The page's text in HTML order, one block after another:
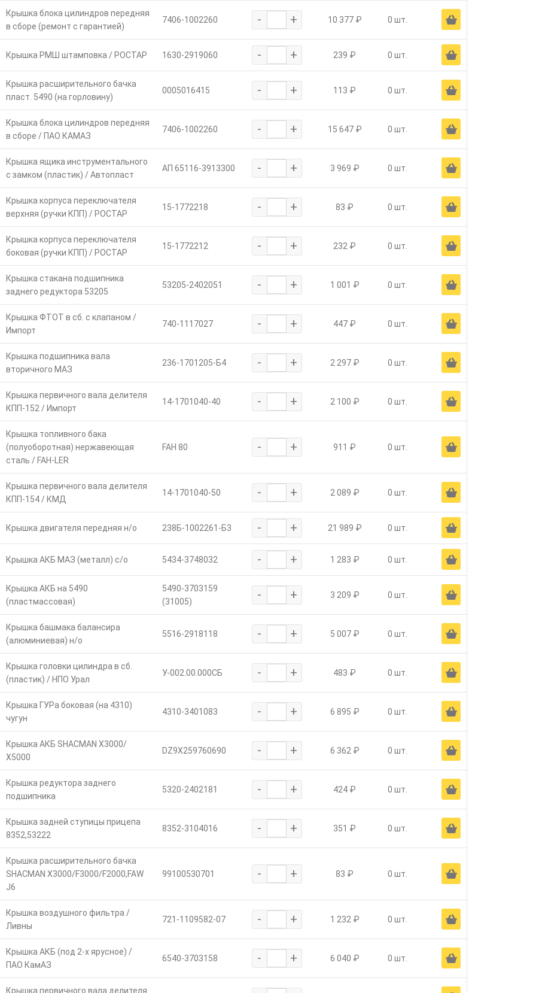
Крышка блока цилиндров передняя
в сборе (ремонт с гарантией)
7406-1002260 - + 10 377 ₽ 0 шт. Ä
Крышка РМШ штамповка / РОСТАР 1630-2919060 - + 239 ₽ 0 шт. Ä
Крышка расширительного бачка
пласт. 5490 (на горловину)
0005016415 - + 113 ₽ 0 шт. Ä
Крышка блока цилиндров передняя
в сборе / ПАО КАМАЗ
7406-1002260 - + 15 647 ₽ 0 шт. Ä
Крышка ящика инструментального
с замком (пластик) / Автопласт
АП 65116-3913300 - + 3 969 ₽ 0 шт. Ä
Крышка корпуса переключателя
верхняя (ручки КПП) / РОСТАР
15-1772218 - + 83 ₽ 0 шт. Ä
Крышка корпуса переключателя
боковая (ручки КПП) / РОСТАР
15-1772212 - + 232 ₽ 0 шт. Ä
Крышка стакана подшипника
заднего редуктора 53205
53205-2402051 - + 1 001 ₽ 0 шт. Ä
Крышка ФТОТ в сб. с клапаном /
Импорт
740-1117027 - + 447 ₽ 0 шт. Ä
Крышка подшипника вала
вторичного МАЗ
236-1701205-Б4 - + 2 297 ₽ 0 шт. Ä
Крышка первичного вала делителя
КПП-152 / Импорт
14-1701040-40 - + 2 100 ₽ 0 шт. Ä
Крышка топливного бака
(полуоборотная) нержавеющая
сталь / FAH-LER
FAH 80 - + 911 ₽ 0 шт. Ä
Крышка первичного вала делителя
КПП-154 / КМД
14-1701040-50 - + 2 089 ₽ 0 шт. Ä
Крышка двигателя передняя н/о 238Б-1002261-Б3 - + 21 989 ₽ 0 шт. Ä
Крышка АКБ МАЗ (металл) с/о 5434-3748032 - + 1 283 ₽ 0 шт. Ä
Крышка АКБ на 5490
(пластмассовая)
5490-3703159
(31005)
- + 3 209 ₽ 0 шт. Ä
Крышка башмака балансира
(алюминиевая) н/о
5516-2918118 - + 5 007 ₽ 0 шт. Ä
Крышка головки цилиндра в сб.
(пластик) / НПО Урал
У-002.00.000СБ - + 483 ₽ 0 шт. Ä
Крышка ГУРа боковая (на 4310)
чугун
4310-3401083 - + 6 895 ₽ 0 шт. Ä
Крышка АКБ SHACMAN X3000/
X5000
DZ9X259760690 - + 6 362 ₽ 0 шт. Ä
Крышка редуктора заднего
подшипника
5320-2402181 - + 424 ₽ 0 шт. Ä
Крышка задней ступицы прицепа
8352,53222
8352-3104016 - + 351 ₽ 0 шт. Ä
Крышка расширительного бачка
SHACMAN X3000/F3000/F2000,FAW
J6
99100530701 - + 83 ₽ 0 шт. Ä
Крышка воздушного фильтра /
Ливны
721-1109582-07 - + 1 232 ₽ 0 шт. Ä
Крышка АКБ (под 2-х ярусное) /
ПАО КамАЗ
6540-3703158 - + 6 040 ₽ 0 шт. Ä
Крышка первичного вала делителя